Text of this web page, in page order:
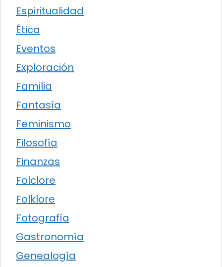
Espiritualidad
Ética
Eventos
Exploración
Familia
Fantasía
Feminismo
Filosofía
Finanzas
Folclore
Folklore
Fotografía
Gastronomía
Genealogía